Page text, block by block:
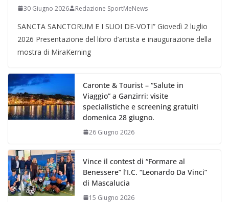
30 Giugno 2026 Redazione SportMeNews
SANCTA SANCTORUM E I SUOI DE-VOTI” Giovedì 2 luglio
2026 Presentazione del libro d’artista e inaugurazione della
mostra di MiraKerning
Caronte & Tourist – “Salute in
Viaggio” a Ganzirri: visite
specialistiche e screening gratuiti
domenica 28 giugno.
26 Giugno 2026
Vince il contest di “Formare al
Benessere” l’I.C. “Leonardo Da Vinci”
di Mascalucia
15 Giugno 2026